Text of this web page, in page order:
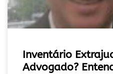
Inventário
Advogado?